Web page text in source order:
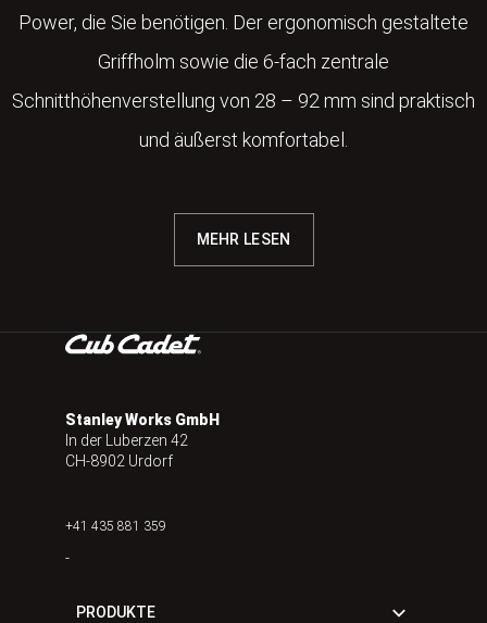
Power, die Sie benötigen. Der ergonomisch gestaltete
Griffholm sowie die 6-fach zentrale
Schnitthöhenverstellung von 28 – 92 mm sind praktisch
und äußerst komfortabel.
MEHR LESEN
Stanley Works GmbH
In der Luberzen 42
CH-8902 Urdorf
+41 435 881 359
-
PRODUKTE